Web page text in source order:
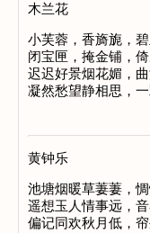
木兰花
小芙蓉，香旖旎，碧
闭宝匣，掩金铺，倚
迟迟好景烟花媚，曲
黄钟乐
池塘烟暖草萋萋，
遥想玉人情事远，音
偏记同欢秋月低，